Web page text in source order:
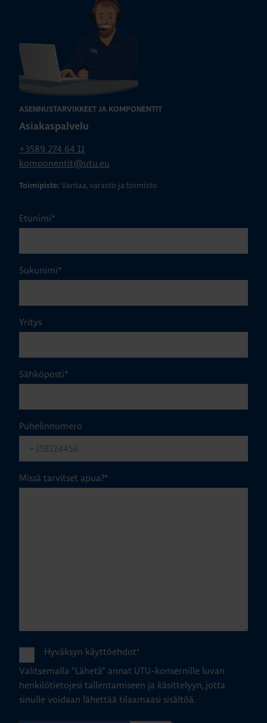
ASENNUSTARVIKKEET JA KOMPONENTIT
Asiakaspalvelu
+3589 274 64 11
komponentit@utu.eu
Toimipiste: Vantaa, varasto ja toimisto
Etunimi*
Sukunimi*
Yritys
Sähköposti*
Puhelinnumero
Missä tarvitset apua?*
Hyväksyn käyttöehdot*
Valitsemalla "Lähetä" annat UTU-konsernille luvan
henkilötietojesi tallentamiseen ja käsittelyyn, jotta
sinulle voidaan lähettää tilaamaasi sisältöä.